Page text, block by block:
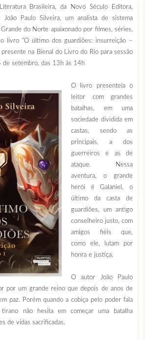
Brasileira, da Novo Século Editora,
Paulo Silveira, um analista de sistema
do Norte apaixonado por filmes, séries,
livro “O último dos guardiões: insurreição –
presente na Bienal do Livro do Rio para sessão
de setembro, das 13h às 14h
O livro presenteia o
leitor com grandes
batalhas, em uma
sociedade dividida em
castas, sendo as
principais, a dos
guerreiros e as de
ataque. Nessa
aventura, o grande
herói é Galaniel, o
último da casta de
guardiões, um antigo
conselheiro justo, com
amigos fiéis que,
como ele, lutam por
honra e justiça.
O autor João Paulo
por um grande reino que depois de anos de
paz. Porém quando a cobiça pelo poder fala
não hesita em começar uma batalha
de vidas sacrificadas.